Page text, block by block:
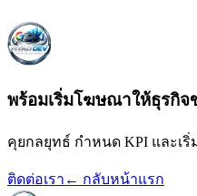
พร้อมเริ่มโฆษณาให้ธุรกิจ
คุยกลยุทธ์ กำหนด KPI และเ
ติดต่อเรา ← กลับหน้าแรก